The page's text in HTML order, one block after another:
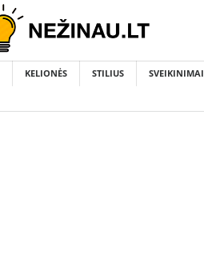
KELIONĖS STILIUS SVEIKINIMAI